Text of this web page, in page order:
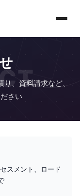
、資料請求など、
さい
スメント、ロード